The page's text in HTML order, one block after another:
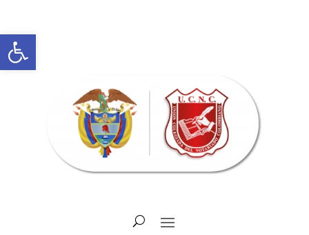
Abrir barra de herramientas